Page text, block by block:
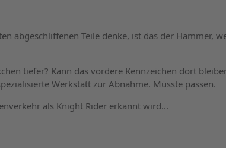
abgeschliffenen Teile denke, ist das der Hammer,
tiefer? Kann das vordere Kennzeichen dort
Werkstatt zur Abnahme. Müsste passen.
als Knight Rider erkannt wird...